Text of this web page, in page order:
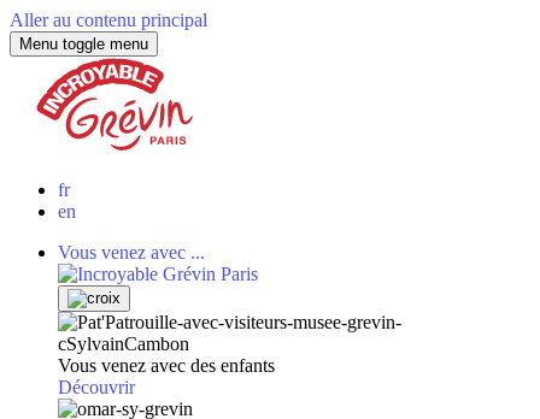
Aller au contenu principal
Menu toggle menu
fr
en
Vous venez avec ...
Vous venez avec des enfants
Découvrir